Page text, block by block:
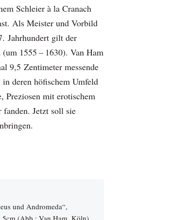
Schleier à la Cranach
Als Meister und Vorbild
Jahrhundert gilt der
1555 – 1630). Van Ham
9,5 Zentimeter messende
deren höfischem Umfeld
Preziosen mit erotischem
Jetzt soll sie
und Andromeda“,
(Abb.: Van Ham, Köln)